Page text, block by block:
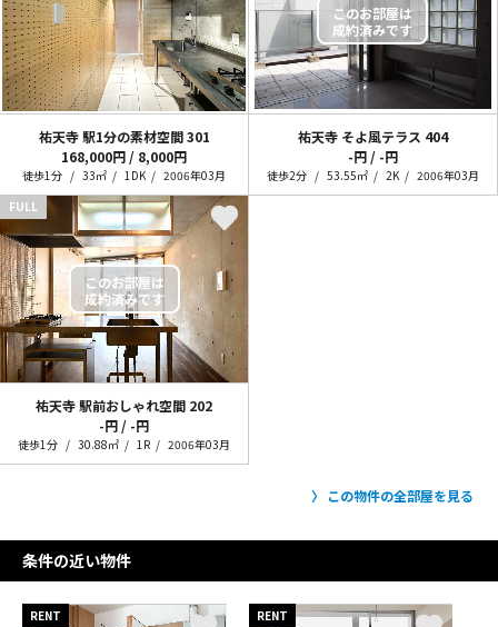
祐天寺 駅1分の素材空間 301
168,000円 / 8,000円
徒歩1分 33㎡ 1DK 2006年03月
祐天寺 そよ風テラス 404
-円 / -円
徒歩2分 53.55㎡ 2K
2006年03月
FULL
祐天寺 駅前おしゃれ空間 202
-円 / -円
徒歩1分 30.88㎡ 1R 2006年03月
この物件の全部屋を見る
条件の近い物件
RENT RENT